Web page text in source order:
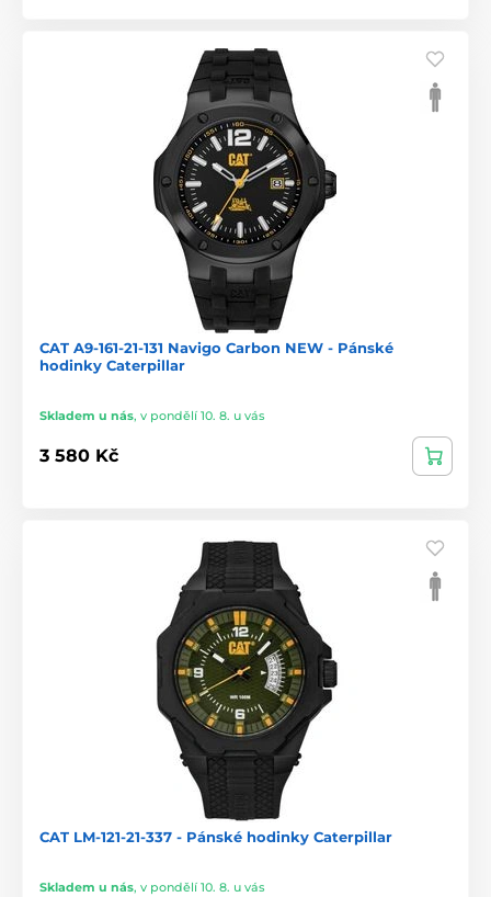
CAT A9-161-21-131 Navigo Carbon NEW - Pánské
hodinky Caterpillar
Skladem u nás, v pondělí 10. 8. u vás
3 580 Kč
CAT LM-121-21-337 - Pánské hodinky Caterpillar
Skladem u nás, v pondělí 10. 8. u vás